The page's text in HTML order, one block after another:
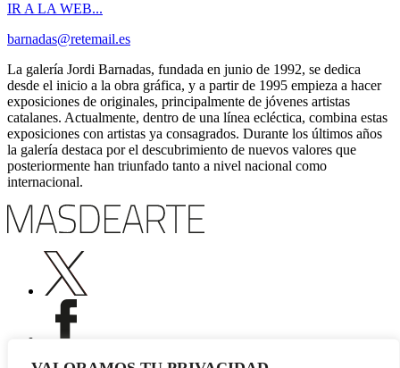
IR A LA WEB...
barnadas@retemail.es
La galería Jordi Barnadas, fundada en junio de 1992, se dedica
desde el inicio a la obra gráfica, y a partir de 1995 empieza a hacer
exposiciones de originales, principalmente de jóvenes artistas
catalanes. Actualmente, dentro de una línea ecléctica, combina estas
exposiciones con artistas ya consagrados. Durante los últimos años
la galería destaca por el descubrimiento de nuevos valores que
posteriormente han triunfado tanto a nivel nacional como
internacional.